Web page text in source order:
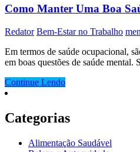
Como Manter Uma Boa
Redator Bem-Estar no Trabalho
Em termos de saúde ocupacional,
em boas questões de saúde
Continue Lendo
Categorias
Alimentação Saudável